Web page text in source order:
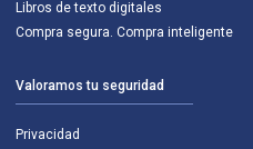
Libros de texto digitales
Compra segura. Compra inteligente
Valoramos tu seguridad
Privacidad